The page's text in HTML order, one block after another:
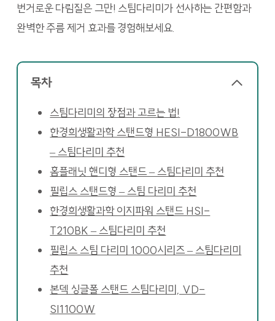
번거로운 다림질은 그만! 스팀다리미가 선사하는 간편함과
완벽한 주름 제거 효과를 경험해보세요.
목차
스팀다리미의 장점과 고르는 법!
한경희생활과학 스탠드형 HESI-D1800WB
– 스팀다리미 추천
홈플래닛 핸디형 스탠드 – 스팀다리미 추천
필립스 스탠드형 – 스팀 다리미 추천
한경희생활과학 이지파워 스탠드 HSI-
T210BK – 스팀다리미 추천
필립스 스팀 다리미 1000시리즈 – 스팀다리미
추천
본덱 싱글폴 스탠드 스팀다리미, VD-
SI1100W